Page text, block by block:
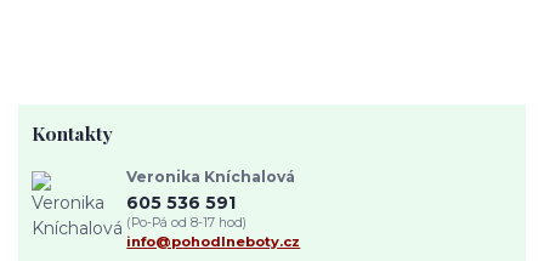
Kontakty
Veronika Kníchalová
605 536 591
(Po-Pá od 8-17 hod)
info@pohodlneboty.cz